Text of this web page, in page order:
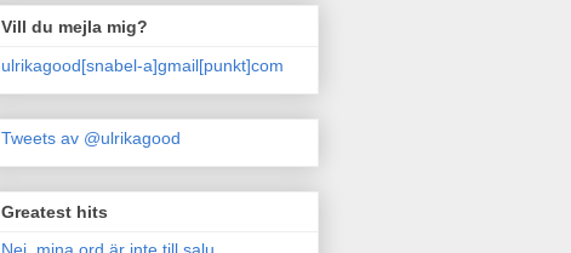
Vill du mejla mig?
ulrikagood[snabel-a]gmail[punkt]com
Tweets av @ulrikagood
Greatest hits